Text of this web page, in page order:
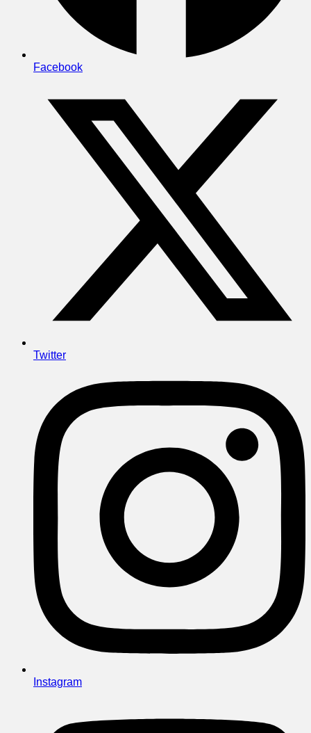
Facebook
Twitter
Instagram